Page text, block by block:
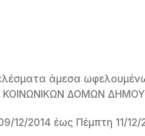
άμεσα
ΚΟΙΝΩΝΙΚΩΝ ΔΟΜΩΝ
12/2014 έως Πέμπτη 11/